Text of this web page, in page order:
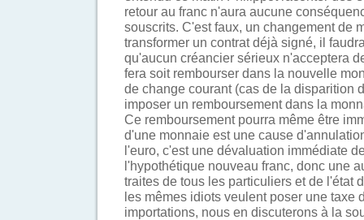
retour au franc n'aura aucune
souscrits. C'est faux, un changement de
transformer un contrat déjà signé, il
qu'aucun créancier sérieux n'acceptera
fera soit rembourser dans la nouvelle
de change courant (cas de la disparition
imposer un remboursement dans la
Ce remboursement pourra même être
d'une monnaie est une cause
l'euro, c'est une dévaluation immédiate
l'hypothétique nouveau franc, donc une
traites de tous les particuliers et de l'état
les mêmes idiots veulent poser une taxe
importations, nous en discuterons à la